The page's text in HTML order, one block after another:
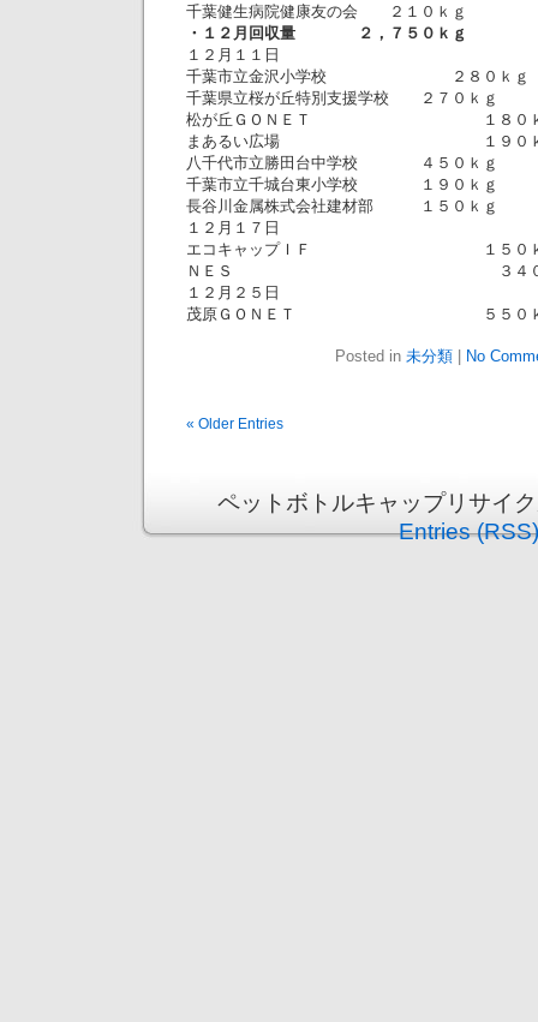
千葉健生病院健康友の会 ２１０ｋｇ
・１２月回収量 ２，７５０ｋｇ
１２月１１日
千葉市立金沢小学校 ２８０ｋｇ
千葉県立桜が丘特別支援学校 ２７０ｋｇ
松が丘ＧＯＮＥＴ １８０ｋ
まあるい広場 １９０ｋ
八千代市立勝田台中学校 ４５０ｋｇ
千葉市立千城台東小学校 １９０ｋｇ
長谷川金属株式会社建材部 １５０ｋｇ
１２月１７日
エコキャップＩＦ １５０ｋ
ＮＥＳ ３４０ｋ
１２月２５日
茂原ＧＯＮＥＴ ５５０ｋ
Posted in 未分類| No
« Older Entries
ペットボトルキャップリサイ
Entries (RSS)